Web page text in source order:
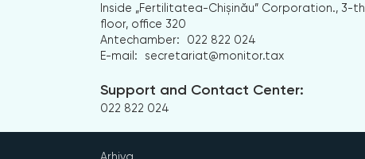
Inside „Fertilitatea-Chișinău” Corporation., 3-th
floor, office 320
Antechamber:
022 822 024
E-mail:
secretariat@monitor.tax
Support and Contact Center:
022 822 024